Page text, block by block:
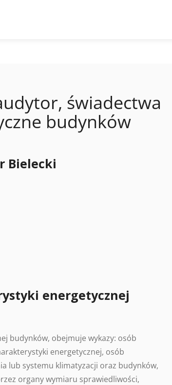
świadectwa
budynków
Bielecki
energetycznej
budynków, obejmuje wykazy: osób
energetycznej, osób
lub systemu klimatyzacji oraz budynków,
organy wymiaru sprawiedliwości,